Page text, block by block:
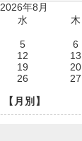
2026年8月
水 木
5 6
12 13
19 20
26 27
【月別】